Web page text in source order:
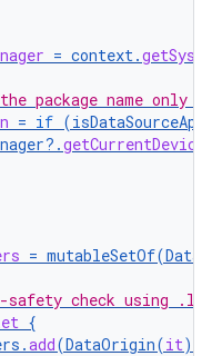
= context.
package name only
= if (
?.
= mutableSetOf(
check using .let
{
.add(DataOrigin(it))